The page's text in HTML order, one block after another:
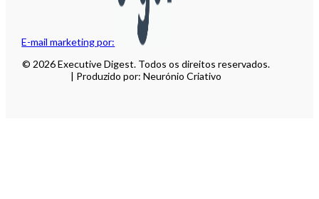
E-mail marketing por:
© 2026 Executive Digest. Todos os direitos reservados.
| Produzido por: Neurónio Criativo